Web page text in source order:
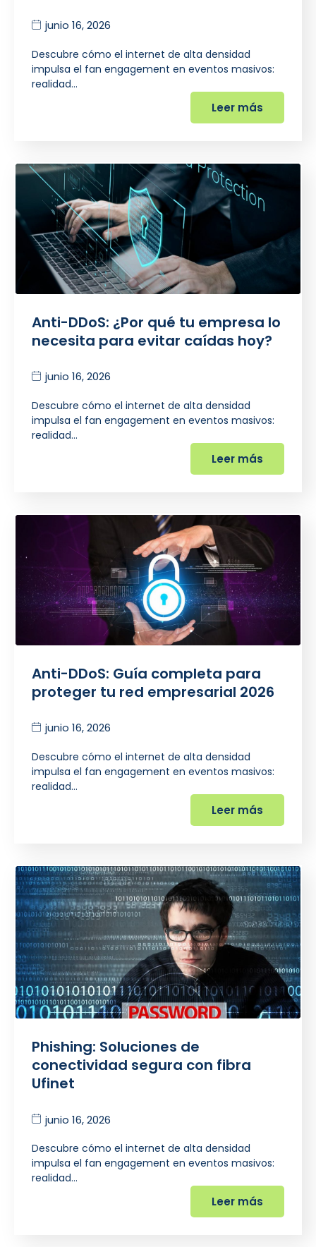
junio 16, 2026
Descubre cómo el internet de alta densidad
impulsa el fan engagement en eventos masivos:
realidad…
Leer más
Anti-DDoS: ¿Por qué tu empresa lo
necesita para evitar caídas hoy?
junio 16, 2026
Descubre cómo el internet de alta densidad
impulsa el fan engagement en eventos masivos:
realidad…
Leer más
Anti-DDoS: Guía completa para
proteger tu red empresarial 2026
junio 16, 2026
Descubre cómo el internet de alta densidad
impulsa el fan engagement en eventos masivos:
realidad…
Leer más
Phishing: Soluciones de
conectividad segura con fibra
Ufinet
junio 16, 2026
Descubre cómo el internet de alta densidad
impulsa el fan engagement en eventos masivos:
realidad…
Leer más